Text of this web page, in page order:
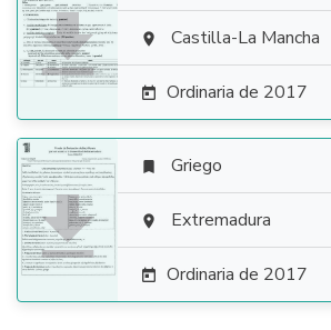
  Castilla-La Mancha
 Ordinaria de 2017

 Griego
 Extremadura
 Ordinaria de 2017